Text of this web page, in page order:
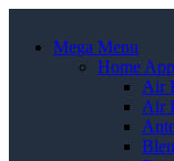
Mega Menu
Home
Air
Air